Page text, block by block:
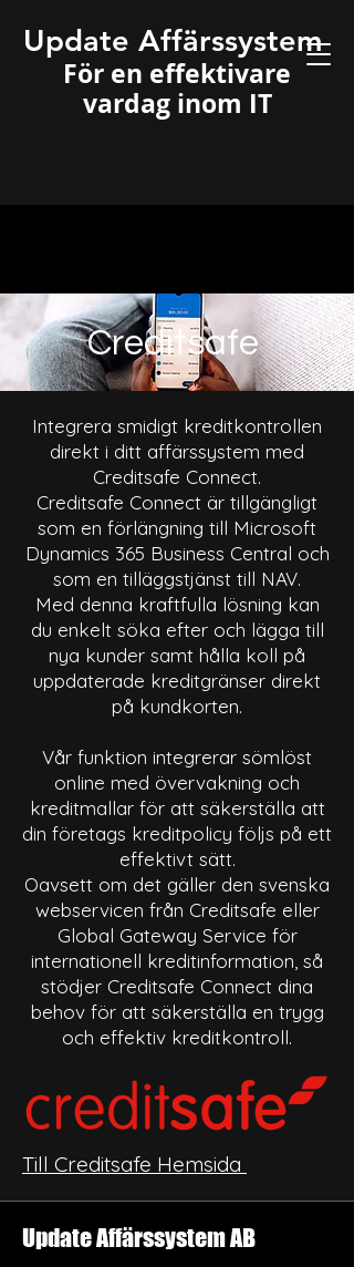
Update Affärssystem
För en effektivare
vardag inom IT
Creditsafe
Integrera smidigt kreditkontrollen
direkt i ditt affärssystem med
Creditsafe Connect.
Creditsafe Connect är tillgängligt
som en förlängning till Microsoft
Dynamics 365 Business Central och
som en tilläggstjänst till NAV.
Med denna kraftfulla lösning kan
du enkelt söka efter och lägga till
nya kunder samt hålla koll på
uppdaterade kreditgränser direkt
på kundkorten.
Vår funktion integrerar sömlöst
online med övervakning och
kreditmallar för att säkerställa att
din företags kreditpolicy följs på ett
effektivt sätt.
Oavsett om det gäller den svenska
webservicen från Creditsafe eller
Global Gateway Service för
internationell kreditinformation, så
stödjer Creditsafe Connect dina
behov för att säkerställa en trygg
och effektiv kreditkontroll.
Till Creditsafe Hemsida
Update Affärssystem AB